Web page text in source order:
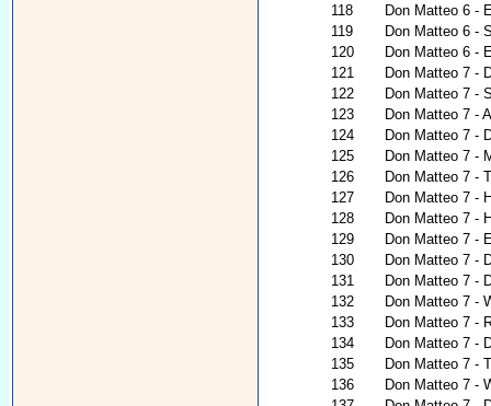
118
Don Matteo 6 -
119
Don Matteo 6 -
120
Don Matteo 6 -
121
Don Matteo 7 -
122
Don Matteo 7 -
123
Don Matteo 7 -
124
Don Matteo 7 -
125
Don Matteo 7 -
126
Don Matteo 7 -
127
Don Matteo 7 -
128
Don Matteo 7 -
129
Don Matteo 7 -
130
Don Matteo 7 -
131
Don Matteo 7 -
132
Don Matteo 7 -
133
Don Matteo 7 -
134
Don Matteo 7 -
135
Don Matteo 7 -
136
Don Matteo 7 -